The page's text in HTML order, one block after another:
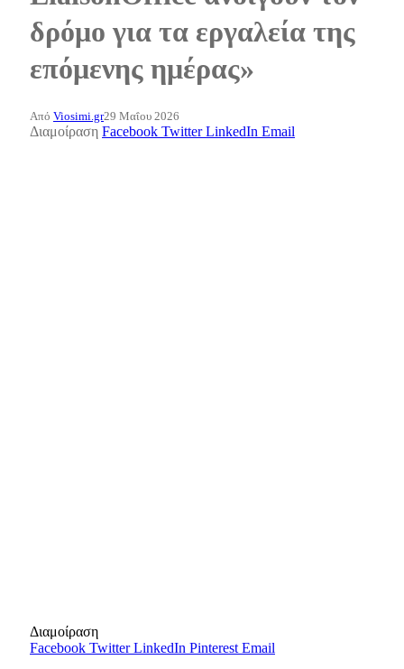
δρόμο για τα εργαλεία της
επόμενης ημέρας»
Από Viosimi.gr29 Μαΐου 2026
Διαμοίραση Facebook Twitter LinkedIn Email
Διαμοίραση
Facebook Twitter LinkedIn Pinterest Email